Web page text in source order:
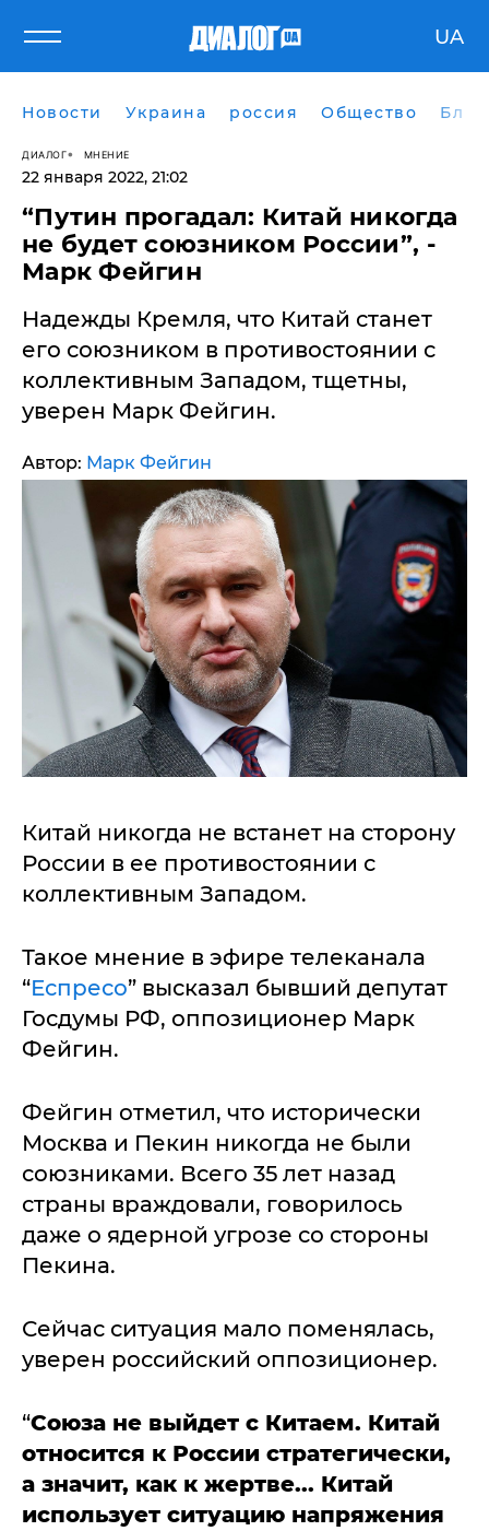
UA
Новости Украина россия Общество
ДИАЛОГ МНЕНИЕ
22 января 2022, 21:02
“Путин прогадал: Китай никогда
не будет союзником России”, -
Марк Фейгин
​Надежды Кремля, что Китай станет
его союзником в противостоянии с
коллективным Западом, тщетны,
уверен Марк Фейгин.
Автор: Марк Фейгин
Китай никогда не встанет на сторону
России в ее противостоянии с
коллективным Западом.
Такое мнение в эфире телеканала
“Еспресо” высказал бывший депутат
Госдумы РФ, оппозиционер Марк
Фейгин.
Фейгин отметил, что исторически
Москва и Пекин никогда не были
союзниками. Всего 35 лет назад
страны враждовали, говорилось
даже о ядерной угрозе со стороны
Пекина.
Сейчас ситуация мало поменялась,
уверен российский оппозиционер.
“Союза не выйдет с Китаем. Китай
относится к России стратегически,
а значит, как к жертве... Китай
использует ситуацию напряжения